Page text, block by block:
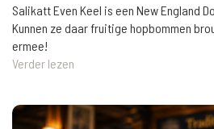
Salikatt Even Keel is een New England
Kunnen ze daar fruitige hopbommen
ermee!
Verder lezen